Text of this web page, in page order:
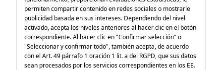
permiten compartir contenido en redes sociales o mostrarle
publicidad basada en sus intereses. Dependiendo del nivel
activado, acepta los niveles anteriores al hacer clic en el botón
correspondiente. Al hacer clic en "Confirmar selección" o
"Seleccionar y confirmar todo", también acepta, de acuerdo
con el Art. 49 párrafo 1 oración 1 lit. a del RGPD, que sus datos
sean procesados por los servicios correspondientes en los EE.